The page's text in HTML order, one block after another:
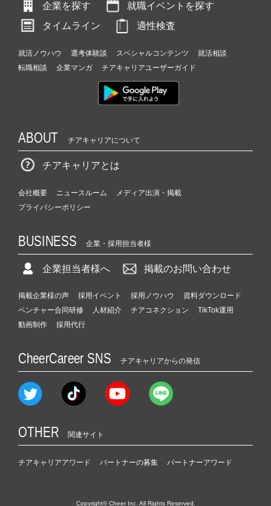
企業を探す
就職イベントを探す
タイムライン
適性検査
就活ノウハウ 選考体験談 スペシャルコンテンツ
就活相談
転職相談
企業マンガ チアキャリアユーザーガイド
ABOUT チアキャリアについて
チアキャリアとは
会社概要 ニュースルーム
メディア出演・掲載
プライバシーポリシー
BUSINESS 企業・採用担当者様
企業担当者様へ 掲載のお問い合わせ
掲載企業様の声 採用イベント 採用ノウハウ
資料ダウンロード
ベンチャー合同研修
人材紹介 チアコネクション
TikTok運用
動画制作
採用代行
CheerCareer SNS チアキャリアからの発信
OTHER 関連サイト
チアキャリアアワード パートナーの募集 パートナーアワード
Copyright© Cheer Inc. All Rights Reserved.